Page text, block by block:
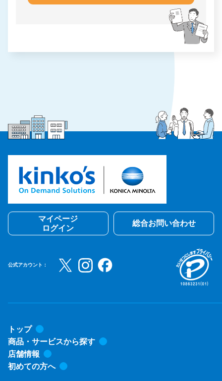
マイページ
ログイン
総合お問い合わせ
公式アカウント：
トップ
商品・サービスから探す
店舗情報
初めての方へ